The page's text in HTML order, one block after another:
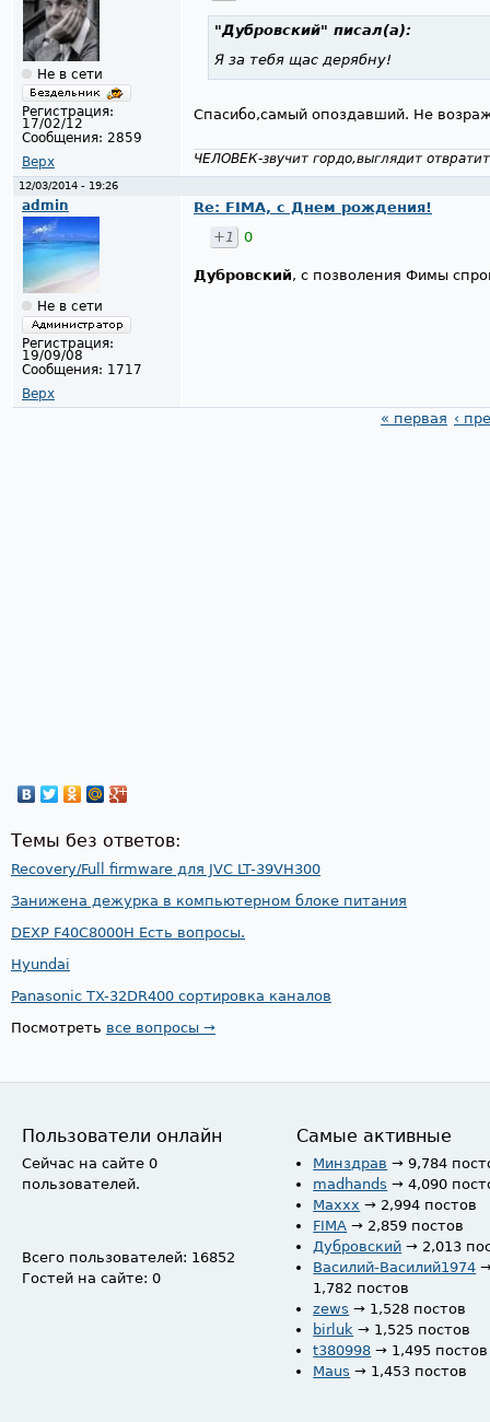
Не в сети
Регистрация:
17/02/12
Сообщения: 2859
Верх
"Дубровский" писал(а):
Я за тебя щас дерябну!
Спасибо,самый опоздавший. Не
ЧЕЛОВЕК-звучит гордо,выглядит
12/03/2014 - 19:26
admin
Не в сети
Регистрация:
19/09/08
Сообщения: 1717
Верх
Re: FIMA, с Днем рождения!
+1
0
Дубровский, с позволения Фимы
« первая ‹
Темы без ответов:
Recovery/Full firmware для JVC LT-39VH300
Занижена дежурка в компьютерном блоке питания
DEXP F40C8000H Есть вопросы.
Hyundai
Panasonic TX-32DR400 сортировка каналов
Посмотреть все вопросы →
Пользователи онлайн
Сейчас на сайте 0
пользователей.
Всего пользователей: 16852
Гостей на сайте: 0
Самые активные
Минздрав → 9,784
madhands → 4,090
Maxxx → 2,994 постов
FIMA → 2,859 постов
Дубровский → 2,013
Василий-Василий1974
1,782 постов
zews → 1,528 постов
birluk → 1,525 постов
t380998 → 1,495 постов
Maus → 1,453 постов